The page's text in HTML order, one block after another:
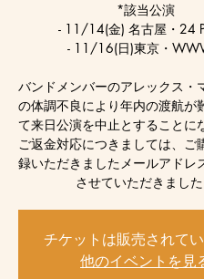
*該当公演
- 11/14(金) 名古屋・24
- 11/16(日)東京・
バンドメンバーのアレックス・
の体調不良により年内の渡航が
て来日公演を中止とすることに
ご返金対応につきましては、ご
録いただきましたメールアドレ
させていただきました
チケットは販売されて
他のイベントを見